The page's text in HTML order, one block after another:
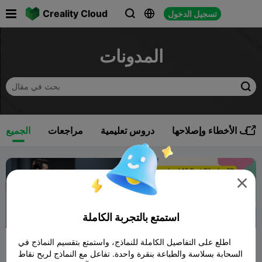
Creality Cloud   تسجيل الدخول
المدونات

الجميع مراجعات دروس تعليمية الأخطاء وإصلاحها 
ماسحات ضوئية ثلاثية
الأبعاد في عام
لا يزال عالم المسح الضوئي
تنزيل أفضل 15
نموذج بيكاتشو ثلاثي
هل تبحث عن طباعة بيكاتشو

استمتع بالتجربة الكاملة
اطلع على التفاصيل الكاملة للنماذج، واستمتع بتقسيم النماذج في
السحابة بسلاسة والطباعة بنقرة واحدة. تفاعل مع النماذج لربح نقاط